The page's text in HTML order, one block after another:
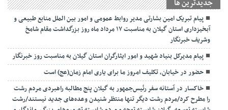
جديدترين ها
پیام تبریک امین بشارتی مدیر روابط عمومی و امور بین الملل منابع طبیعی و
آبخیزداری استان گیلان به مناسبت ۱۷ مرداد ماه روز بزرگداشت مقام شامخ
وشریف خبرنگار
پیام مدیرکل بنیاد شهید و امور ایثارگران استان گیلان به مناسبت روز خبرنگار
حضور در خیابان، تکلیف امروز ما برای یاری امام زمان(عج) است
خاکسار در آستانه سفر رئیس‌جمهور به گیلان پنج مطالبه راهبردی مردم رشت
را مطرح کرد/مردم رشت دیگر تنها منتظر شنیدن وعده‌های جدید نیستند/رشت